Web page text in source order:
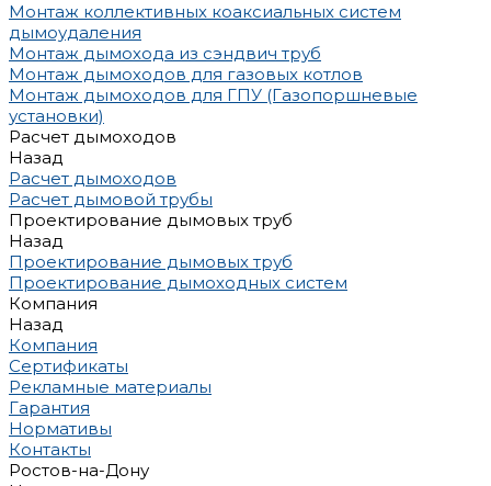
Монтаж коллективных коаксиальных систем
дымоудаления
Монтаж дымохода из сэндвич труб
Монтаж дымоходов для газовых котлов
Монтаж дымоходов для ГПУ (Газопоршневые
установки)
Расчет дымоходов
Назад
Расчет дымоходов
Расчет дымовой трубы
Проектирование дымовых труб
Назад
Проектирование дымовых труб
Проектирование дымоходных систем
Компания
Назад
Компания
Сертификаты
Рекламные материалы
Гарантия
Нормативы
Контакты
Ростов-на-Дону